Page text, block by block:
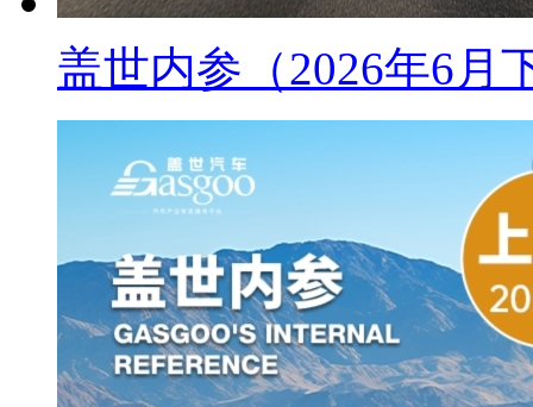
盖世内参（2026年6月